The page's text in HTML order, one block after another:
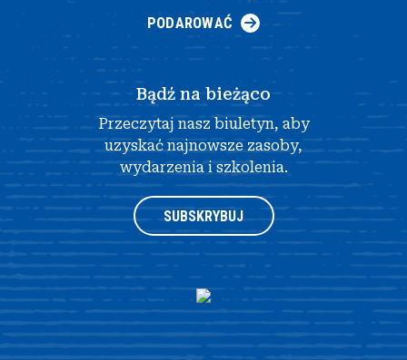
PODAROWAĆ
Bądź na bieżąco
Przeczytaj nasz biuletyn, aby
uzyskać najnowsze zasoby,
wydarzenia i szkolenia.
SUBSKRYBUJ